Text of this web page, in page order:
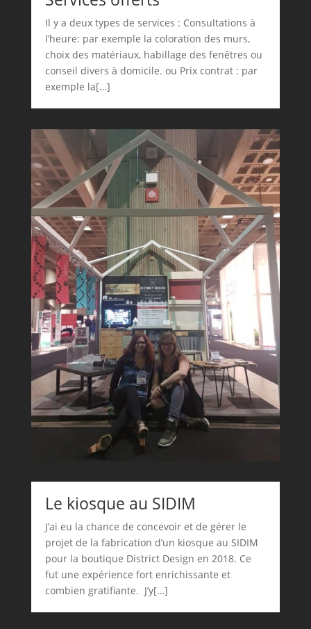
Il y a deux types de services : Consultations à
l’heure: par exemple la coloration des murs,
choix des matériaux, habillage des fenêtres ou
conseil divers à domicile. ou Prix contrat : par
exemple la[…]
Le kiosque au SIDIM
J’ai eu la chance de concevoir et de gérer le
projet de la fabrication d’un kiosque au SIDIM
pour la boutique District Design en 2018. Ce
fut une expérience fort enrichissante et
combien gratifiante. J’y[…]